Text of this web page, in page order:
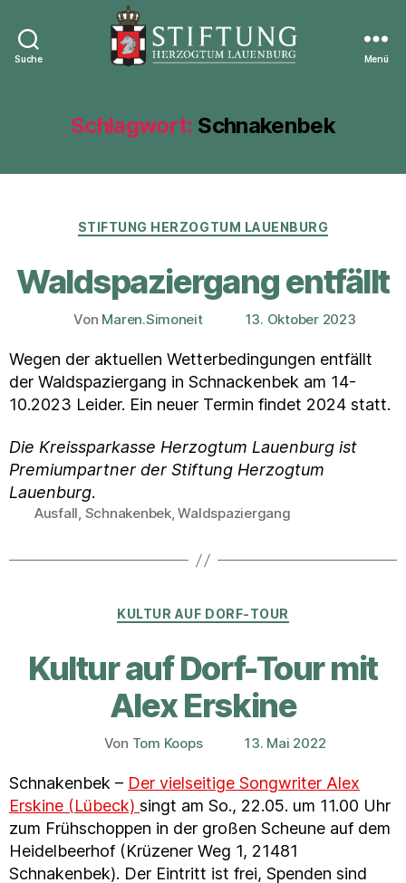
Suche
Lauenburg
Menü
Schlagwort: Schnakenbek
Kategorien
STIFTUNG HERZOGTUM LAUENBURG
Waldspaziergang entfällt
Beitragsautor
Von Maren.Simoneit Veröffentlichungsdatum
13. Oktober 2023
Wegen der aktuellen Wetterbedingungen entfällt
der Waldspaziergang in Schnackenbek am 14-
10.2023 Leider. Ein neuer Termin findet 2024 statt.
Die Kreissparkasse Herzogtum Lauenburg ist
Premiumpartner der Stiftung Herzogtum
Lauenburg.
Schlagwörter
Ausfall, Schnakenbek,Waldspaziergang
Kategorien
KULTUR AUF DORF-TOUR
Kultur auf Dorf-Tour mit
Alex Erskine
Beitragsautor
Von Tom Koops Veröffentlichungsdatum
13. Mai 2022
Schnakenbek – Der vielseitige Songwriter Alex
Erskine (Lübeck) singt am So., 22.05. um 11.00 Uhr
zum Frühschoppen in der großen Scheune auf dem
Heidelbeerhof (Krüzener Weg 1, 21481
Schnakenbek). Der Eintritt ist frei, Spenden sind